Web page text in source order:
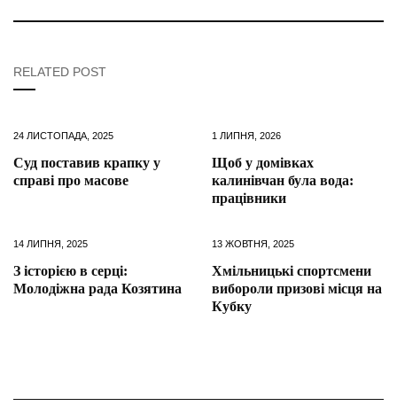
RELATED POST
24 ЛИСТОПАДА, 2025
Суд поставив крапку у
справі про масове
1 ЛИПНЯ, 2026
Щоб у домівках
калинівчан була вода:
працівники
14 ЛИПНЯ, 2025
З історією в серці:
Молодіжна рада Козятина
13 ЖОВТНЯ, 2025
Хмільницькі спортсмени
вибороли призові місця на
Кубку